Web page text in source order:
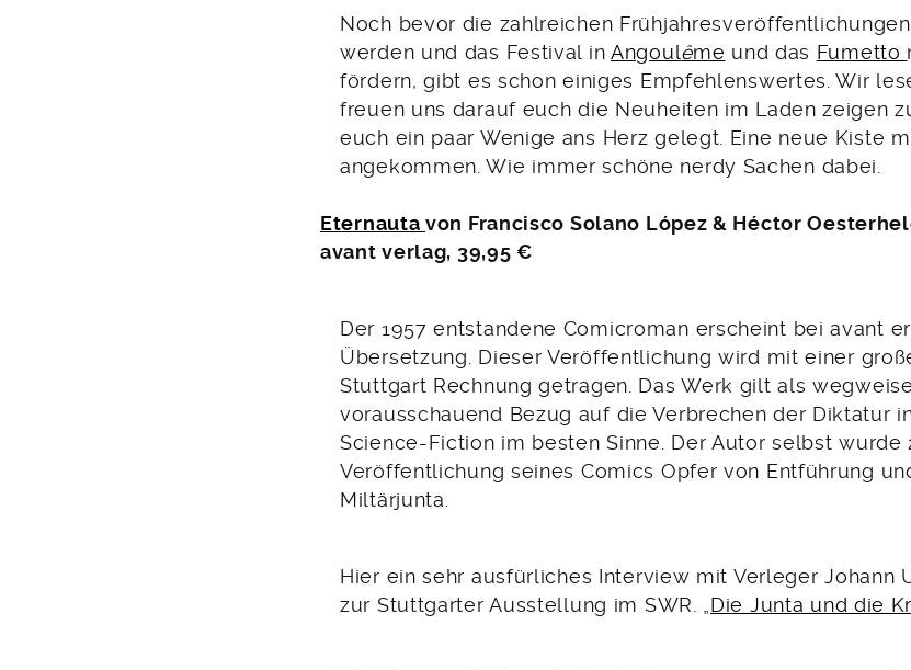
Noch bevor die zahlreichen
werden und das Festival inAngoulême und das Fumetto
fördern, gibt es schon einiges Empfehlenswertes. Wir
freuen uns darauf euch die Neuheiten im Laden zeigen
euch ein paar Wenige ans Herz gelegt. Eine neue Kiste
angekommen. Wie immer schöne nerdy Sachen dabei.
Eternautavon Francisco Solano López & Héctor
avant verlag, 39,95 €
Der 1957 entstandene Comicroman erscheint bei avant
Übersetzung. Dieser Veröffentlichung wird mit einer
Stuttgart Rechnung getragen. Das Werk gilt als
vorausschauend Bezug auf die Verbrechen der Diktatur
Science-Fiction im besten Sinne. Der Autor selbst wurde
Veröffentlichung seines Comics Opfer von Entführung
Miltärjunta.
Hier ein sehr ausfürliches Interview mit Verleger Johann
zur Stuttgarter Ausstellung im SWR. „ Die Junta und die